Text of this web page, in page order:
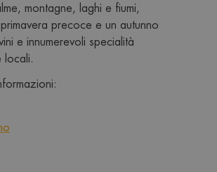
montagne, laghi e fiumi,
precoce e un autunno
e innumerevoli specialità
locali.